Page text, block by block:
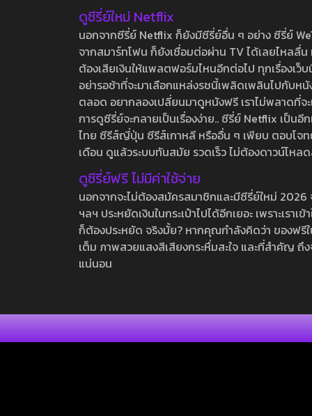
ดูซีรี่ย์ใหม่ Netflix
นอกจากซีรี่ย์ Netflix ก็ยังมีซีรี่ย์อื่น ๆ อย่าง ซีรี่ย์
จากสมาร์ทโฟน ก็ยังเชื่อมต่อผ่าน TV ได้เลยไหลลื่
ต้องเสียเงินให้แพลตฟอร์มไหนอีกต่อไป ทุกเรื่องเว็
อย่ารอช้าที่จะมาเลือกแหล่งรชนี้เพลิดเพลินไปกับห
ตลอด อยากลองเปลี่ยนมาดูหนังฟรี เราไม่พลาดที่
การดูซีรี่ย์จะกลายเป็นเรื่องง่าย.. ซีรี่ย์ Netflix เป็น
ไทย ซีรีส์ญี่ปุ่น ซีรีส์เกาหลี หรืออื่น ๆ เพียบ ตอบโจท
เดือน ดูแล้วระบบทันสมัย รวดเร็ว ไม่ต้องดาวน์โห
ดูซีรี่ย์ฟรี ไม่มีค่าใช้จ่าย
นอกจากจะไม่ต้องสมัครสมาชิกและมีซีรี่ย์ใหม่
ฯลฯ ประหยัดเงินในกระเป๋าไปได้อีกเยอะ เพราะเร
ก็ต้องประหยัด จริงมั้ย? หากคุณกำลังคิดว่า ของฟ
เต็ม ภาพสวยแสงสีเสียงกระหึ่มสะใจ และที่สำคัญ
แน่นอน